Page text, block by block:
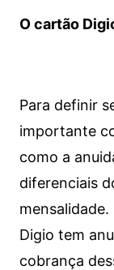
O cartão
Para definir
importante
como a
diferenciais
Digio tem
cobrança